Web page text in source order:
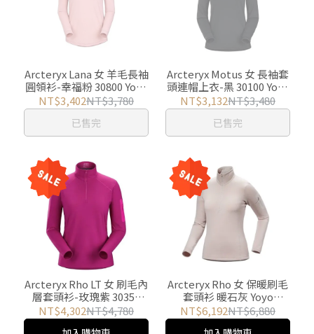
Arcteryx Lana 女 羊毛長袖
圓領衫-幸福粉 30800 Yoyo
Outdoor
NT$3,402NT$3,780
已售完
Arcteryx Motus 女 長袖套
頭連帽上衣-黑 30100 Yoyo
Outdoor
NT$3,132NT$3,480
已售完
Arcteryx Rho LT 女 刷毛內
層套頭衫-玫瑰紫 30352
Yoyo Outdoor
NT$4,302NT$4,780
Arcteryx Rho 女 保暖刷毛
套頭衫 暖石灰 Yoyo
Outdoor
NT$6,192NT$6,880